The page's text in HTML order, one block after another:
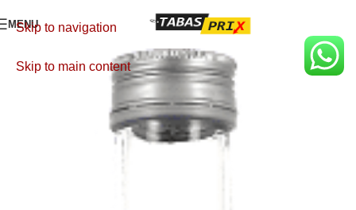
Skip to navigation
Skip to main content
MENU